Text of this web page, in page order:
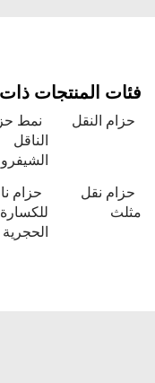
فئات المنتجات
حزام النقل
نمط
الناقل
حزام نقل
مثلث
حزام
للكسارة
الحجرية